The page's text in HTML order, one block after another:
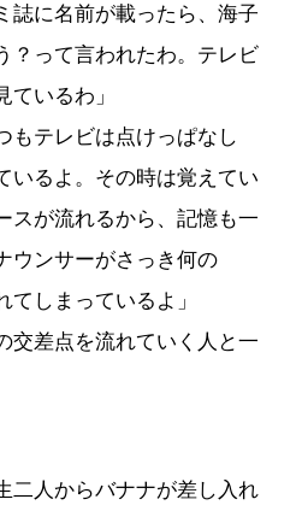
誌に名前が載ったら、海子
？って言われたわ。テレビ
いるわ」
もテレビは点けっぱなし
いるよ。その時は覚えてい
スが流れるから、記憶も一
ウンサーがさっき何の
しまっているよ」
交差点を流れていく人と一
人からバナナが差し入れ